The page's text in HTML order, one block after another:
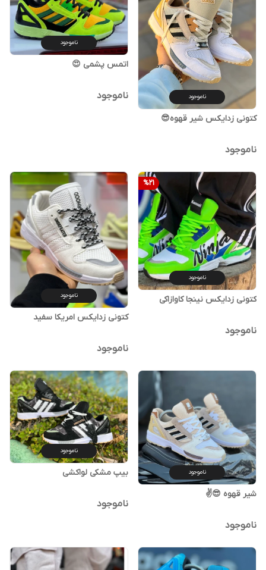
ناموجود
کتونی زدایکس شیر قهوه😎
ناموجود
ناموجود
اتمس پشمی 😍
ناموجود
%21
ناموجود
کتونی زدایکس نینجا کاوازاکی
ناموجود
ناموجود
کتونی زدایکس امریکا سفید
ناموجود
ناموجود
شیر قهوه 😎✌️
ناموجود
ناموجود
بیپ مشکی لواکشی
ناموجود